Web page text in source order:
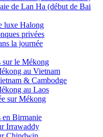
de Lan Ha (début de Bai
luxe Halong
privées
la journée
sur le Mékong
au Vietnam
& Cambodge
au Laos
sur Mékong
en Birmanie
Irrawaddy